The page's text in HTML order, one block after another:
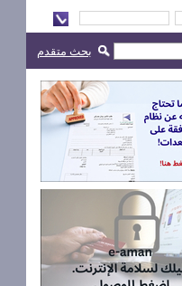
بحث متقدم